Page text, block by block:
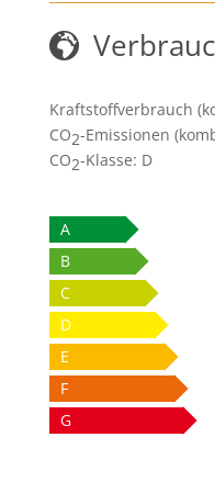
Kraftstoffverbrauch
CO2-Emissionen
CO2-Klasse: D
A
B
C
D
E
F
G